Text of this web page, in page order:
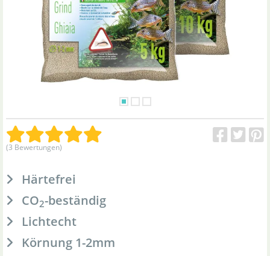
(3 Bewertungen)
Härtefrei
CO2-beständig
Lichtecht
Körnung 1-2mm